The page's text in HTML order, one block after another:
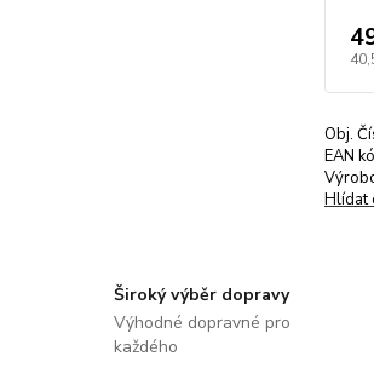
Obj.
EAN
Hlídat
Široký výběr dopravy
Výhodné dopravné pro
každého